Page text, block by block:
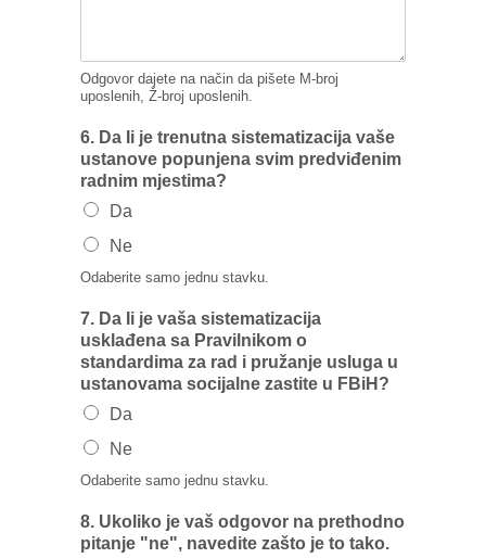
Odgovor dajete na način da pišete M-broj
uposlenih, Ž-broj uposlenih.
6. Da Ii je trenutna sistematizacija vaše
ustanove popunjena svim predviđenim
radnim mjestima?
Da
Ne
Odaberite samo jednu stavku.
7. Da Ii je vaša sistematizacija
usklađena sa Pravilnikom o
standardima za rad i pružanje usluga u
ustanovama socijalne zastite u FBiH?
Da
Ne
Odaberite samo jednu stavku.
8. Ukoliko je vaš odgovor na prethodno
pitanje "ne", navedite zašto je to tako.